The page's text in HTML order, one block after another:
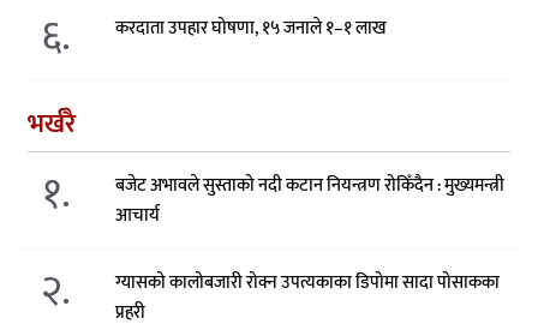
६. करदाता उपहार घोषणा, १५ जनाले १–१ लाख
भर्खरै
१.
बजेट अभावले सुस्ताको नदी कटान नियन्त्रण रोकिँदैन : मुख्यमन्त्री
आचार्य
२.
ग्यासको कालोबजारी रोक्न उपत्यकाका डिपोमा सादा पोसाकका
प्रहरी